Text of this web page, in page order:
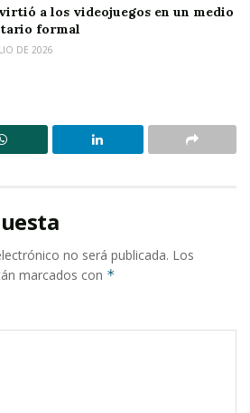
a los videojuegos en un medio
formal
DE 2026
no será publicada. Los
marcados con *